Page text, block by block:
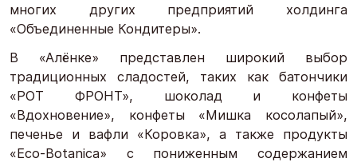
многих других предприятий холдинга
«Объединенные Кондитеры».
В «Алёнке» представлен широкий выбор
традиционных сладостей, таких как батончики
«РОТ ФРОНТ», шоколад и конфеты
«Вдохновение», конфеты «Мишка косолапый»,
печенье и вафли «Коровка», а также продукты
«Eco-Botanica» с пониженным содержанием